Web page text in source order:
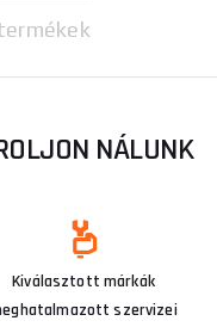
NÁLUNK
Kiválasztott márkák
szervizei